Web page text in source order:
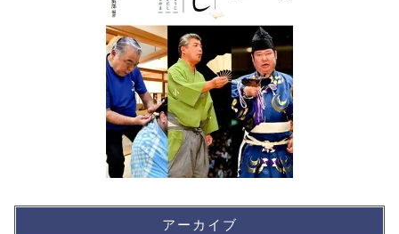
アーカイブ